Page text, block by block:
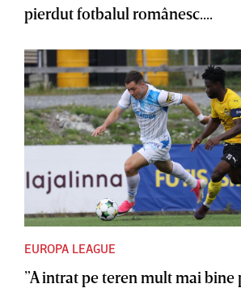
pierdut fotbalul românesc....
EUROPA LEAGUE
”A intrat pe teren mult mai bine